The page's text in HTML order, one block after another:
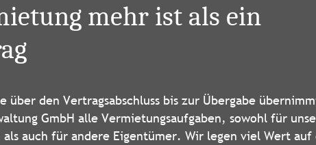
mehr ist als ein
über den Vertragsabschluss bis zur Übergabe
GmbH alle Vermietungsaufgaben, sowohl für
als auch für andere Eigentümer. Wir legen viel Wert auf